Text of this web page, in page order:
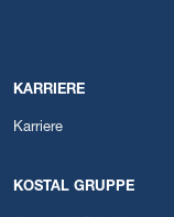
KARRIERE
Karriere
KOSTAL GRUPPE